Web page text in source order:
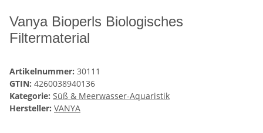
Vanya Bioperls Biologisches
Filtermaterial
Artikelnummer: 30111
GTIN: 4260038940136
Kategorie: Süß & Meerwasser-Aquaristik
Hersteller: VANYA